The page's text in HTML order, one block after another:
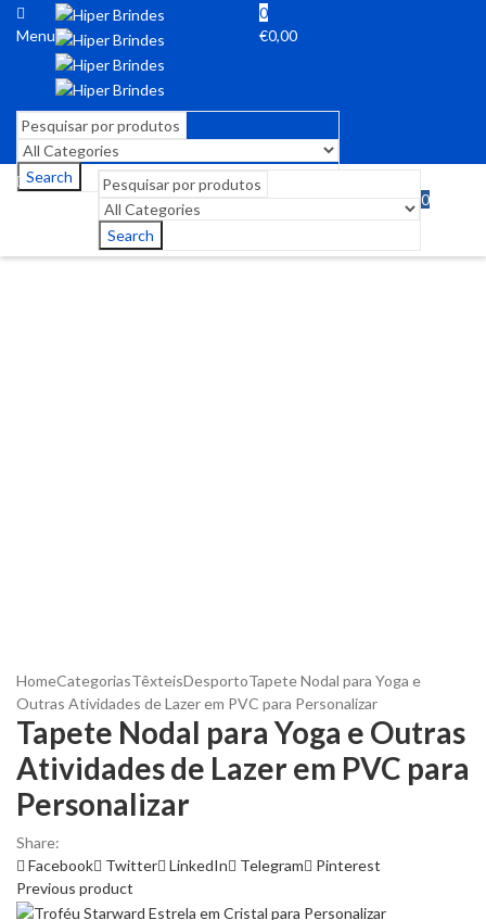
Menu
0
€0,00
Search
Search
0
HomeCategoriasTêxteisDesportoTapete Nodal para Yoga e
Outras Atividades de Lazer em PVC para Personalizar
Tapete Nodal para Yoga e Outras
Atividades de Lazer em PVC para
Personalizar
Share:
Facebook
Twitter LinkedIn Telegram
Pinterest
Previous product